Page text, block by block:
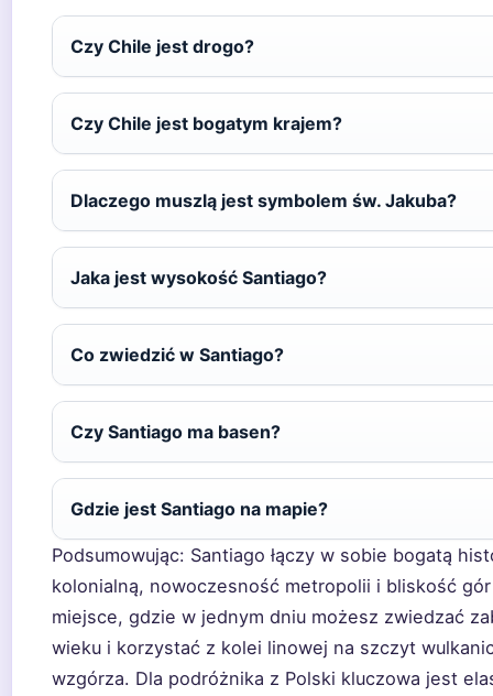
Czy Chile jest drogo?
Czy Chile jest bogatym krajem?
Dlaczego muszlą jest symbolem św. Jakuba?
Jaka jest wysokość Santiago?
Co zwiedzić w Santiago?
Czy Santiago ma basen?
Gdzie jest Santiago na mapie?
Podsumowując: Santiago łączy w sobie bogatą
kolonialną, nowoczesność metropolii i bliskość
miejsce, gdzie w jednym dniu możesz zwiedzać
wieku i korzystać z kolei linowej na szczyt
wzgórza. Dla podróżnika z Polski kluczowa jest